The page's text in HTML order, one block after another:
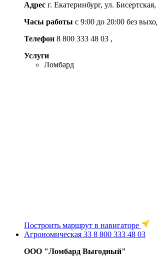
Адрес г. Екатеринбург, ул.
Часы работы c 9:00 до 20:00 без
Телефон 8 800 333 48 03 ,
Услуги
Ломбард
Построить маршрут в навигаторе
Агрономическая 33 8 800 333 48 03
ООО "Ломбард Выгодный"